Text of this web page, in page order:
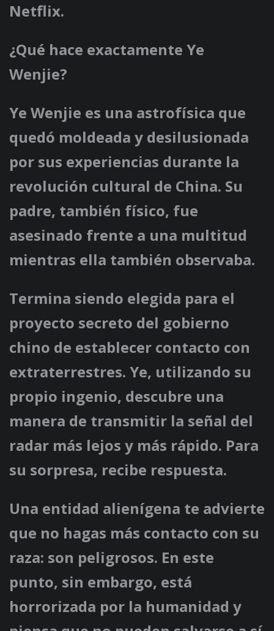
Netflix.
¿Qué hace exactamente Ye
Wenjie?
Ye Wenjie es una astrofísica que
quedó moldeada y desilusionada
por sus experiencias durante la
revolución cultural de China. Su
padre, también físico, fue
asesinado frente a una multitud
mientras ella también observaba.
Termina siendo elegida para el
proyecto secreto del gobierno
chino de establecer contacto con
extraterrestres. Ye, utilizando su
propio ingenio, descubre una
manera de transmitir la señal del
radar más lejos y más rápido. Para
su sorpresa, recibe respuesta.
Una entidad alienígena te advierte
que no hagas más contacto con su
raza: son peligrosos. En este
punto, sin embargo, está
horrorizada por la humanidad y